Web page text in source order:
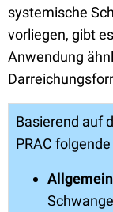
systemische
vorliegen, gibt
Anwendung
Basierend auf
PRAC